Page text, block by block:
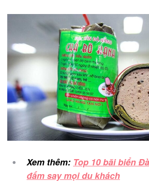
Xem thêm: Top 10 bãi biển
đắm say mọi du khách